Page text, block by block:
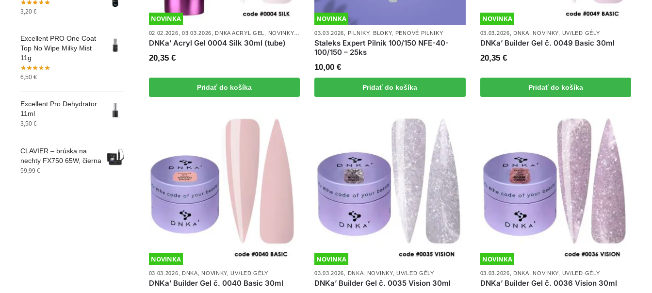
NOVINKA
02.02.2026 03.03.2026 DNKA ACRYL GEL NOVINKY, POLYGÉL A AKRYLGÉL,POLYGÉL A AKRYLGÉL,
DNKa’ Acryl Gel 0004 Silk 30ml (tube)
20,35 €
Pridať do košíka
NOVINKA
03.03.2026 PILNIKY, BLOKY, PENOVÉ PILNIKY
Staleks Expert Pilník 100/150 NFE-40-
100/150 – 25ks
10,00€
Pridať do košíka
NOVINKA
03.03.2026 DNKA NOVINKY UV/LED GÉLY
DNKa’ Builder Gel č. 0049 Basic 30ml
20,35 €
Pridať do košíka
NOVINKA
03.03.2026 DNKA NOVINKY ,UV/LED GÉLY
DNKa’ Builder Gel č. 0040 Basic 30ml
NOVINKA
03.03.2026 DNKA NOVINKY,UV/LED GÉLY
DNKa’ Builder Gel č. 0035 Vision 30ml
NOVINKA
03.03.2026 DNKA NOVINKY UV/LED GÉLY
DNKa’ Builder Gel č. 0036 Vision 30ml
3,20 €
Excellent PRO One Coat
Top No Wipe Milky Mist
11g
6,50 €
Excellent Pro Dehydrator
11ml
3,50 €
CLAVIER – brúska na
nechty FX750 65W, čierna
59,99 €